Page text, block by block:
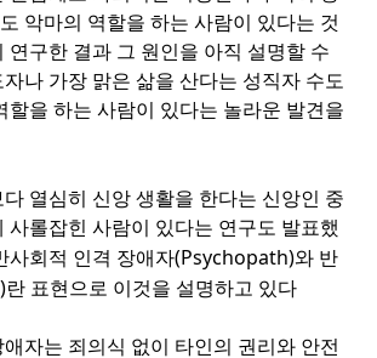
악마의 역할을 하는 사람이 있다는 것
연구한 결과 그 원인을 아직 설명할 수
나 가장 맑은 삶을 산다는 성직자 수도
할을 하는 사람이 있다는 놀라운 발견을
열심히 신앙 생활을 한다는 신앙인 중
사롤잡힌 사람이 있다는 연구도 발표했
사회적 인격 장애자(Psychopath)와 반
)란 표현으로 이것을 설명하고 있다
자는 죄의식 없이 타인의 권리와 안전